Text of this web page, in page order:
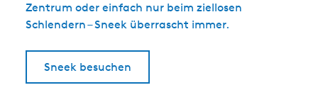
Zentrum oder einfach nur beim ziellosen
Schlendern – Sneek überrascht immer.
Sneek besuchen